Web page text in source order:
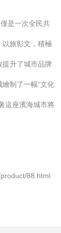
是一次全民共
以旅彰文，積極
升了城市品牌
制了一幅“文化
這座濱海城市將
88.html